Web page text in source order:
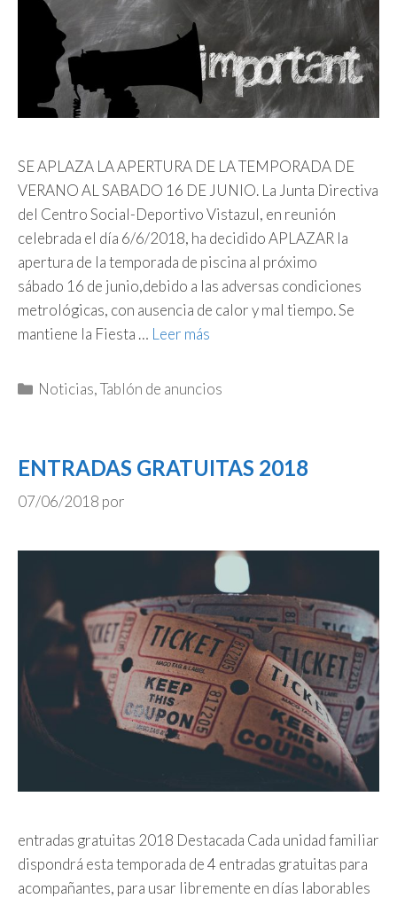
SE APLAZA LA APERTURA DE LA TEMPORADA DE
VERANO AL SABADO 16 DE JUNIO. La Junta Directiva
del Centro Social-Deportivo Vistazul, en reunión
celebrada el día 6/6/2018, ha decidido APLAZAR la
apertura de la temporada de piscina al próximo
sábado 16 de junio,debido a las adversas condiciones
metrológicas, con ausencia de calor y mal tiempo. Se
mantiene la Fiesta … Leer más
Categorías
Noticias,Tablón de anuncios
ENTRADAS GRATUITAS 2018
07/06/2018 por
entradas gratuitas 2018 Destacada Cada unidad familiar
dispondrá esta temporada de 4 entradas gratuitas para
acompañantes, para usar libremente en días laborables